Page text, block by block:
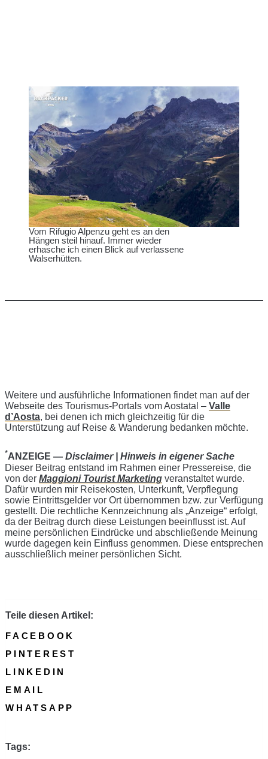
Vom Rifugio Alpenzu geht es an den
Hängen steil hinauf. Immer wieder
erhasche ich einen Blick auf verlassene
Walserhütten.
Weitere und ausführliche Informationen findet man auf der
Webseite des Tourismus-Portals vom Aostatal – Valle
d’Aosta, bei denen ich mich gleichzeitig für die
Unterstützung auf Reise & Wanderung bedanken möchte.
*ANZEIGE — Disclaimer | Hinweis in eigener Sache
Dieser Beitrag entstand im Rahmen einer Pressereise, die
von der Maggioni Tourist Marketing veranstaltet wurde.
Dafür wurden mir Reisekosten, Unterkunft, Verpflegung
sowie Eintrittsgelder vor Ort übernommen bzw. zur Verfügung
gestellt. Die rechtliche Kennzeichnung als „Anzeige“ erfolgt,
da der Beitrag durch diese Leistungen beeinflusst ist. Auf
meine persönlichen Eindrücke und abschließende Meinung
wurde dagegen kein Einfluss genommen. Diese entsprechen
ausschließlich meiner persönlichen Sicht.
Teile diesen Artikel:
FACEBOOK
PINTEREST
LINKEDIN
EMAIL
WHATSAPP
Tags: